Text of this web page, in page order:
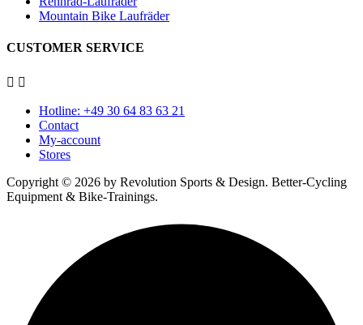
Mountain Bike Laufräder
CUSTOMER SERVICE
 
Hotline: +49 30 64 83 63 21
Contact
My-account
Stores
Copyright © 2026 by Revolution Sports & Design. Better-Cycling
Equipment & Bike-Trainings.